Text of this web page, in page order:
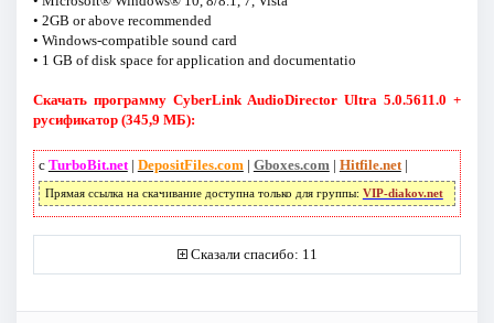
• 2GB or above recommended
• Windows-compatible sound card
• 1 GB of disk space for application and documentatio
Скачать программу CyberLink AudioDirector Ultra 5.0.5611.0 +
русификатор (345,9 МБ):
с TurboBit.net| DepositFiles.com| Gboxes.com| Hitfile.net|
Прямая ссылка на скачивание доступна только для группы: VIP-diakov.net
Сказали спасибо: 11